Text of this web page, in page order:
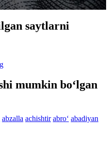
saytlarni
mumkin bo‘lgan
abzalla achishtir abro‘ abadiyan